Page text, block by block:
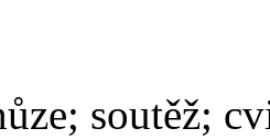
soutěž;